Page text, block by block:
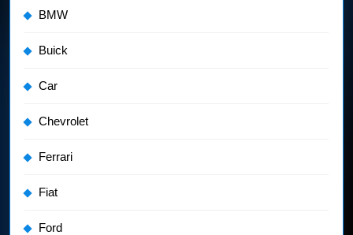
BMW
Buick
Car
Chevrolet
Ferrari
Fiat
Ford